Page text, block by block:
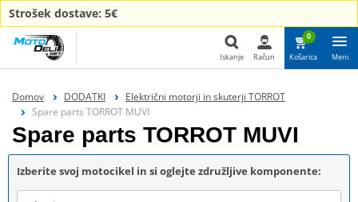
Strošek dostave: 5€
Iskanje Račun
0
Košarica Meni
Domov DODATKI
Električni motorji in skuterji TORROT
Spare parts TORROT MUVI
Spare parts TORROT MUVI
Izberite svoj motocikel in si oglejte združljive komponente: